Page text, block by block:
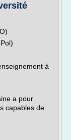
à
a pour
capables de